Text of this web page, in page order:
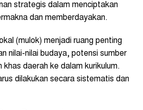
strategis dalam menciptakan
dan memberdayakan.
(mulok) menjadi ruang penting
nilai-nilai budaya, potensi sumber
daerah ke dalam kurikulum.
dilakukan secara sistematis dan